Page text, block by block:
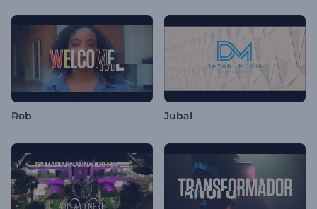
Rob Jubal